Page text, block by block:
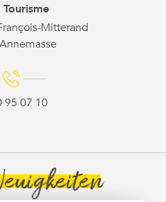
Mitterand
95 07 10